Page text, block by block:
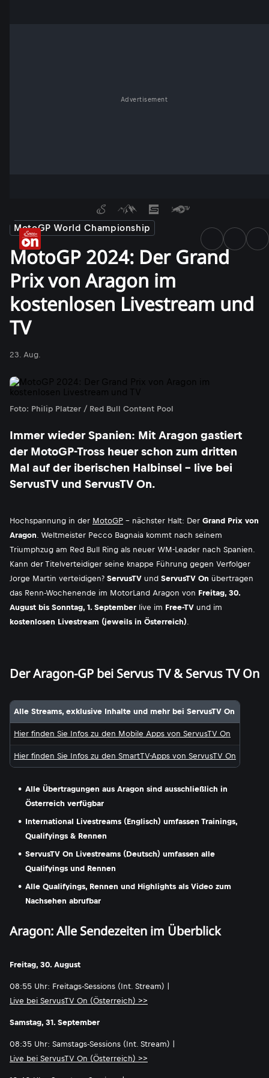
Advertisement
MotoGP World Championship
MotoGP 2024: Der Grand
Prix von Aragon im
kostenlosen Livestream und
TV
23. Aug.
Foto: Philip Platzer / Red Bull Content Pool
Immer wieder Spanien: Mit Aragon gastiert
der MotoGP-Tross heuer schon zum dritten
Mal auf der iberischen Halbinsel - live bei
ServusTV und ServusTV On.
Hochspannung in der MotoGP - nächster Halt: Der Grand Prix von
Aragon. Weltmeister Pecco Bagnaia kommt nach seinem
Triumphzug am Red Bull Ring als neuer WM-Leader nach Spanien.
Kann der Titelverteidiger seine knappe Führung gegen Verfolger
Jorge Martin verteidigen? ServusTV und ServusTV On übertragen
das Renn-Wochenende im MotorLand Aragon von Freitag, 30.
August bis Sonntag, 1. September live im Free-TV und im
kostenlosen Livestream (jeweils in Österreich).
Der Aragon-GP bei Servus TV & Servus TV On
Alle Streams, exklusive Inhalte und mehr bei ServusTV On
Hier finden Sie Infos zu den Mobile Apps von ServusTV On
Hier finden Sie Infos zu den SmartTV-Apps von ServusTV On
Alle Übertragungen aus Aragon sind ausschließlich in
Österreich verfügbar
International Livestreams (Englisch) umfassen Trainings,
Qualifyings & Rennen
ServusTV On Livestreams (Deutsch) umfassen alle
Qualifyings und Rennen
Alle Qualifyings, Rennen und Highlights als Video zum
Nachsehen abrufbar
Aragon: Alle Sendezeiten im Überblick
Freitag, 30. August
08:55 Uhr: Freitags-Sessions (Int. Stream) |
Live bei ServusTV On (Österreich) >>
Samstag, 31. September
08:35 Uhr: Samstags-Sessions (Int. Stream) |
Live bei ServusTV On (Österreich) >>